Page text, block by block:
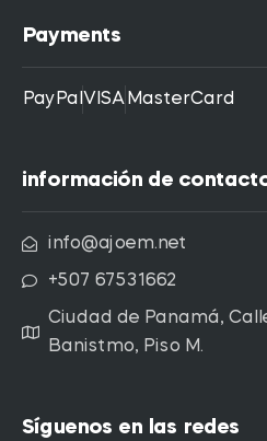
Payments
PayPal VISA MasterCard
información de
info@ajoem.net
+507 67531662
Ciudad de Panamá,
Banistmo, Piso M.
Síguenos en las redes